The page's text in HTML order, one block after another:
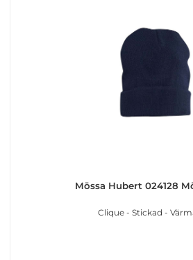
Mössa Hubert 024128
Clique - Stickad -